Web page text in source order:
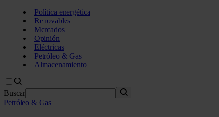
Política energética
Renovables
Mercados
Opinión
Eléctricas
Petróleo & Gas
Almacenamiento
Buscar
Petróleo & Gas